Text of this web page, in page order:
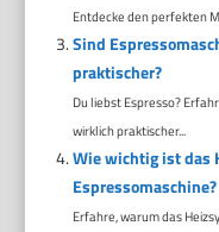
Entdecke den perfekten
Sind
praktischer?
Du liebst Espresso?
wirklich praktischer...
Wie wichtig ist das
Espressomaschine?
Erfahre, warum das